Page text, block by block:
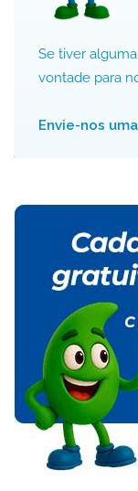
Se tiver
vontade para
Envie-nos